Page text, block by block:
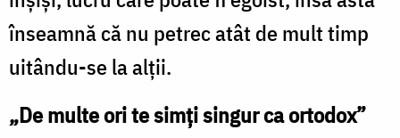
înseamnă că nu petrec atât de mult timp
uitându-se la alții.
„De multe ori te simți singur ca ortodox”